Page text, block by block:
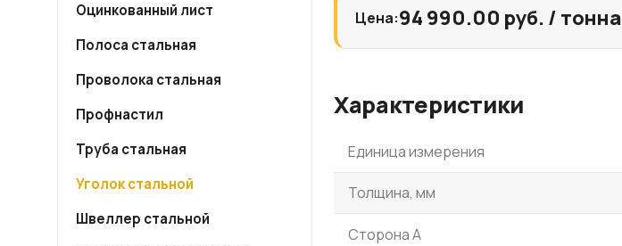
Оцинкованный лист
Полоса стальная
Проволока стальная
Профнастил
Труба стальная
Уголок стальной
Швеллер стальной
Цена:94 990.00 руб. / тонна
Характеристики
Единица измерения
Толщина, мм
Сторона A